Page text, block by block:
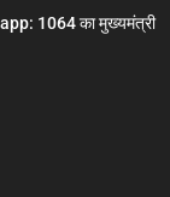
1064 का मुख्यमंत्री